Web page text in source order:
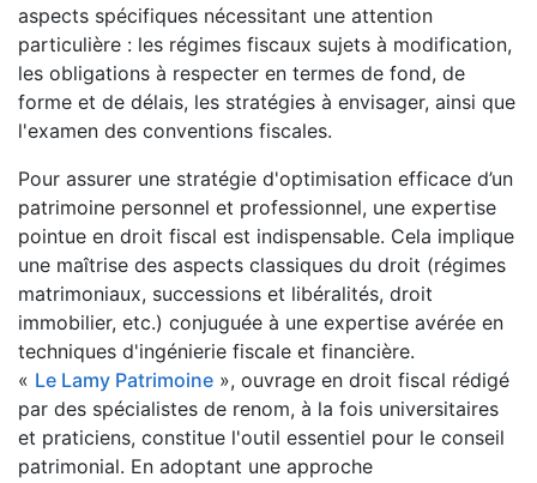
aspects spécifiques nécessitant une attention
particulière : les régimes fiscaux sujets à modification,
les obligations à respecter en termes de fond, de
forme et de délais, les stratégies à envisager, ainsi que
l'examen des conventions fiscales.
Pour assurer une stratégie d'optimisation efficace d’un
patrimoine personnel et professionnel, une expertise
pointue en droit fiscal est indispensable. Cela implique
une maîtrise des aspects classiques du droit (régimes
matrimoniaux, successions et libéralités, droit
immobilier, etc.) conjuguée à une expertise avérée en
techniques d'ingénierie fiscale et financière.
« Le Lamy Patrimoine », ouvrage en droit fiscal rédigé
par des spécialistes de renom, à la fois universitaires
et praticiens, constitue l'outil essentiel pour le conseil
patrimonial. En adoptant une approche